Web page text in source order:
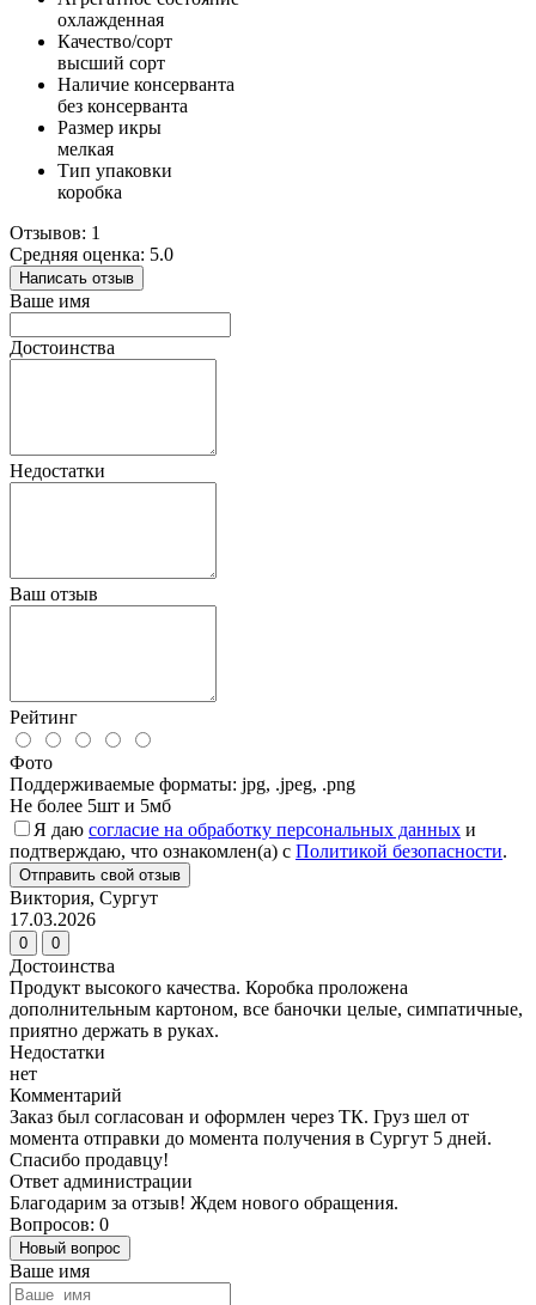
охлажденная
Качество/сорт
высший сорт
Наличие консерванта
без консерванта
Размер икры
мелкая
Тип упаковки
коробка
Отзывов: 1
Средняя оценка: 5.0
Написать отзыв
Ваше имя
Достоинства
Недостатки
Ваш отзыв
Рейтинг
Фото
Поддерживаемые форматы: jpg, .jpeg, .png
Не более 5шт и 5мб
Я даю согласие на обработку персональных данных и
подтверждаю, что ознакомлен(а) с Политикой безопасности.
Отправить свой отзыв
Виктория, Сургут
17.03.2026
0 0
Достоинства
Продукт высокого качества. Коробка проложена
дополнительным картоном, все баночки целые, симпатичные,
приятно держать в руках.
Недостатки
нет
Комментарий
Заказ был согласован и оформлен через ТК. Груз шел от
момента отправки до момента получения в Сургут 5 дней.
Спасибо продавцу!
Ответ администрации
Благодарим за отзыв! Ждем нового обращения.
Вопросов: 0
Новый вопрос
Ваше имя